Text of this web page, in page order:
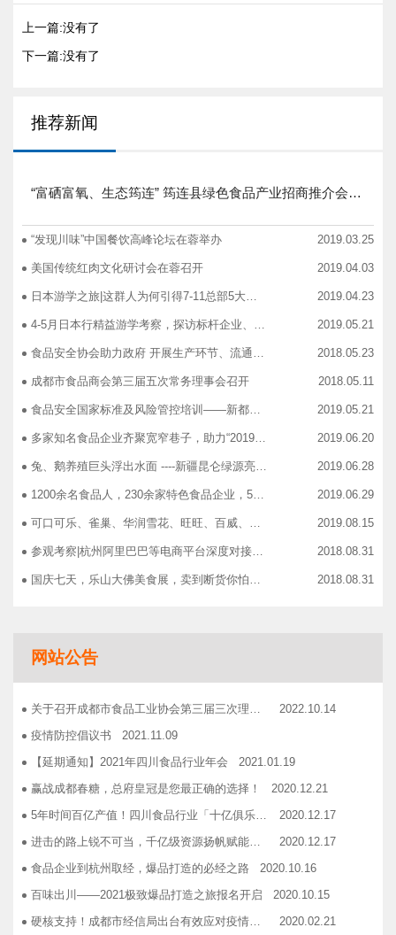
上一篇:没有了
下一篇:没有了
推荐新闻
“富硒富氧、生态筠连” 筠连县绿色食品产业招商推介会圆满举行
“发现川味”中国餐饮高峰论坛在蓉举办 2019.03.25
美国传统红肉文化研讨会在蓉召开 2019.04.03
日本游学之旅|这群人为何引得7-11总部5大高管集团出动 2019.04.23
4-5月日本行精益游学考察，探访标杆企业、解析成功密码 2019.05.21
食品安全协会助力政府 开展生产环节、流通环节、餐饮环节培训会 2018.05.23
成都市食品商会第三届五次常务理事会召开 2018.05.11
食品安全国家标准及风险管控培训——新都站、广汉站、简阳站 2019.05.21
多家知名食品企业齐聚宽窄巷子，助力“2019食品安全宣传周” 2019.06.20
兔、鹅养殖巨头浮出水面 ----新疆昆仑绿源亮相成都餐饮供应链展 引领绿色食材新高度 2019.06.28
1200余名食品人，230余家特色食品企业，50余家新零售平台齐聚成都“搞事情”！ 2019.06.29
可口可乐、雀巢、华润雪花、旺旺、百威、青岛啤酒，销售过亿的经销商等齐聚上海，只为2019中国快消品大会！ 2019.08.15
参观考察|杭州阿里巴巴等电商平台深度对接，仅剩3个名额！ 2018.08.31
国庆七天，乐山大佛美食展，卖到断货你怕了吗？ 2018.08.31
志宏印务灾后复产暨十五周年感恩答谢会
网站公告
关于召开成都市食品工业协会第三届三次理事会的通知
2022.10.14
疫情防控倡议书
2021.11.09
【延期通知】2021年四川食品行业年会
2021.01.19
赢战成都春糖，总府皇冠是您最正确的选择！
2020.12.21
5年时间百亿产值！四川食品行业「十亿俱乐部」合伙人招募！
2020.12.17
进击的路上锐不可当，千亿级资源扬帆赋能！电商启航班招募啦！
2020.12.17
食品企业到杭州取经，爆品打造的必经之路
2020.10.16
百味出川——2021极致爆品打造之旅报名开启
2020.10.15
硬核支持！成都市经信局出台有效应对疫情稳定经济运行20条政策措施工业和信息化类项目申报指南！
2020.02.21